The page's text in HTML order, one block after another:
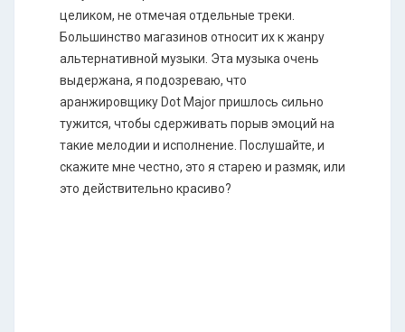
целиком, не отмечая отдельные треки.
Большинство магазинов относит их к жанру
альтернативной музыки. Эта музыка очень
выдержана, я подозреваю, что
аранжировщику Dot Major пришлось сильно
тужится, чтобы сдерживать порыв эмоций на
такие мелодии и исполнение. Послушайте, и
скажите мне честно, это я старею и размяк, или
это действительно красиво?